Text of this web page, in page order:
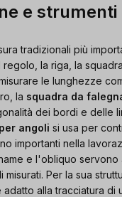
e strumenti
tradizionali più
la riga, la
le lunghezze
la squadra da
dei bordi e delle
angoli si usa per
importanti nella
e l'obliquo servono
misurati. Per la sua
alla tracciatura di